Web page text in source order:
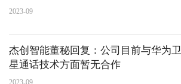
2023-09
杰创智能董秘回复：公司目前与华为卫
星通话技术方面暂无合作
2023-09